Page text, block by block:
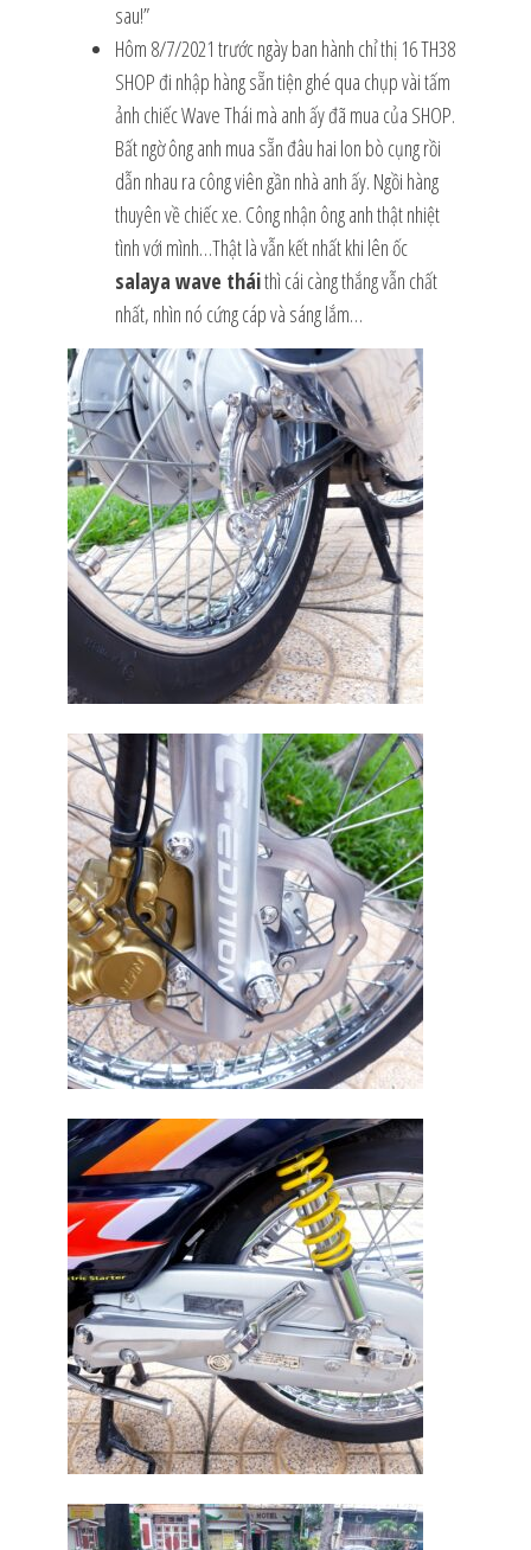
sau!”
Hôm 8/7/2021 trước ngày ban hành chỉ thị 16 TH38
SHOP đi nhập hàng sẵn tiện ghé qua chụp vài tấm
ảnh chiếc Wave Thái mà anh ấy đã mua của SHOP.
Bất ngờ ông anh mua sẵn đâu hai lon bò cụng rồi
dẫn nhau ra công viên gần nhà anh ấy. Ngồi hàng
thuyên về chiếc xe. Công nhận ông anh thật nhiệt
tình với mình…Thật là vẫn kết nhất khi lên ốc
salaya wave tháithì cái càng thắng vẫn chất
nhất, nhìn nó cứng cáp và sáng lắm…